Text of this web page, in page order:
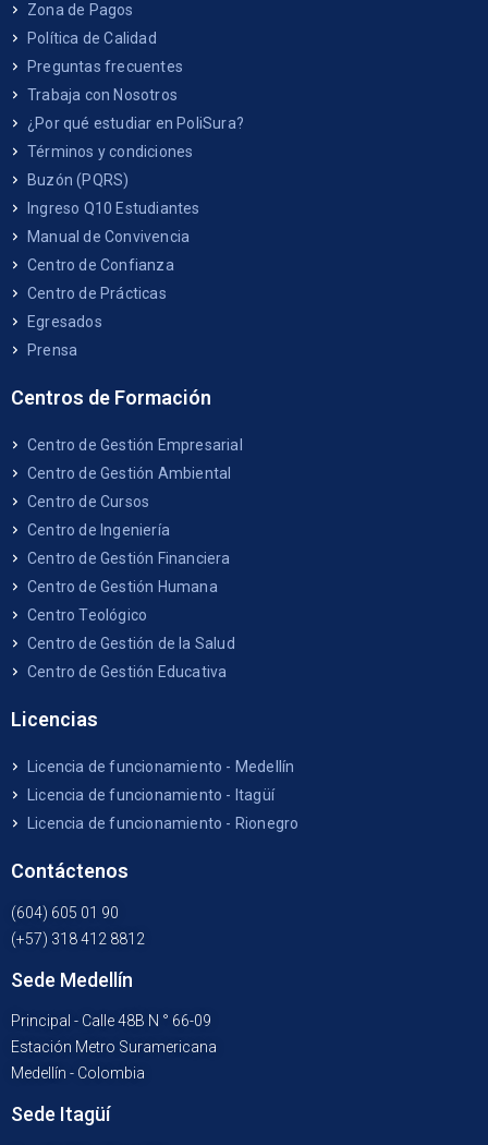
Zona de Pagos
Política de Calidad
Preguntas frecuentes
Trabaja con Nosotros
¿Por qué estudiar en PoliSura?
Términos y condiciones
Buzón (PQRS)
Ingreso Q10 Estudiantes
Manual de Convivencia
Centro de Confianza
Centro de Prácticas
Egresados
Prensa
Centros de Formación
Centro de Gestión Empresarial
Centro de Gestión Ambiental
Centro de Cursos
Centro de Ingeniería
Centro de Gestión Financiera
Centro de Gestión Humana
Centro Teológico
Centro de Gestión de la Salud
Centro de Gestión Educativa
Licencias
Licencia de funcionamiento - Medellín
Licencia de funcionamiento - Itagüí
Licencia de funcionamiento - Rionegro
Contáctenos
(604) 605 01 90
(+57) 318 412 8812
Sede Medellín
Principal - Calle 48B N ° 66-09
Estación Metro Suramericana
Medellín - Colombia
Sede Itagüí